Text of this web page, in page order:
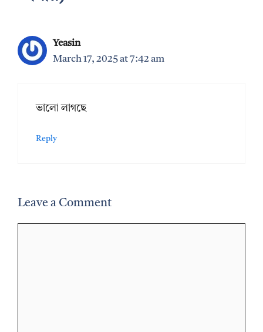
Yeasin
March 17, 2025 at 7:42 am
ভালো লাগছে
Reply
Leave a Comment